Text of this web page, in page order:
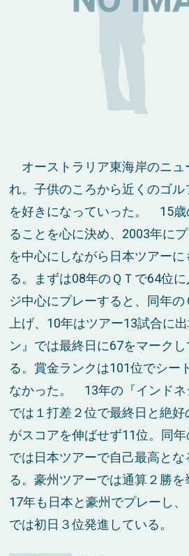
オーストラリア東海岸のニュ
れ。子供のころから近くのゴ
を好きになっていった。 15歳
ることを心に決め、2003年に
を中心にしながら日本ツアー
る。まずは08年のＱＴで64位
ジ中心にプレーすると、同年の
上げ、10年はツアー13試合に
ン』では最終日に67をマーク
る。賞金ランクは101位でシー
なかった。 13年の『インドネ
では１打差２位で最終日と絶
がスコアを伸ばせず11位。同年
では日本ツアーで自己最高と
る。豪州ツアーでは通算２勝を
17年も日本と豪州でプレーし、
では初日３位発進している。